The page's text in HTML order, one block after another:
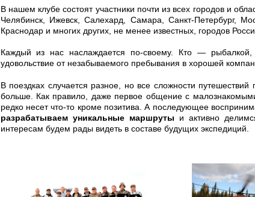
В нашем клубе состоят участники почти из всех городов и
Челябинск, Ижевск, Салехард, Самара, Санкт-Петербург,
Краснодар и многих других, не менее известных, городов
Каждый из нас наслаждается по-своему. Кто—
удовольствие от незабываемого пребывания в хорошей
В поездках случается разное, но все сложности
больше. Как правило, даже первое общение с
редко несет что-то кроме позитива. А последующее
разрабатываем уникальные маршруты и активно
интересам будем рады видеть в составе будущих экспедиций.